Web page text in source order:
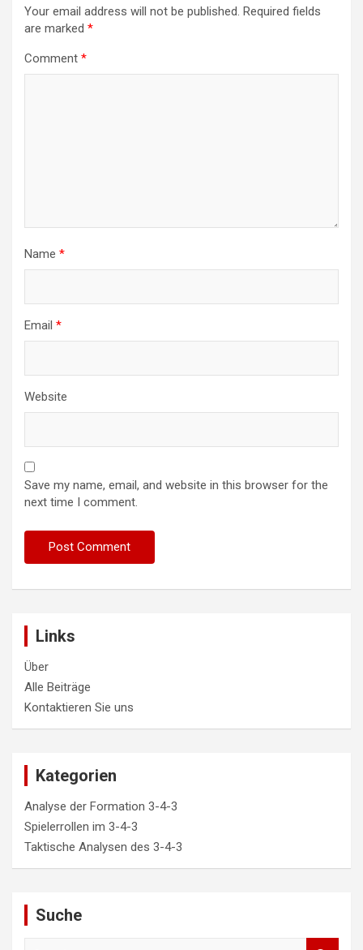
Your email address will not be published. Required fields
are marked *
Comment *
Name *
Email *
Website
Save my name, email, and website in this browser for the
next time I comment.
Links
Über
Alle Beiträge
Kontaktieren Sie uns
Kategorien
Analyse der Formation 3-4-3
Spielerrollen im 3-4-3
Taktische Analysen des 3-4-3
Suche